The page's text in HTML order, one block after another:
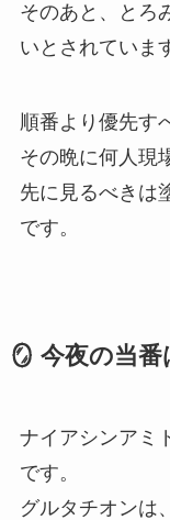
そのあと、とろ
いとされていま
順番より優先す
その晩に何人現
先に見るべきは
です。
🪞 今夜の当
ナイアシンアミ
です。
グルタチオンは